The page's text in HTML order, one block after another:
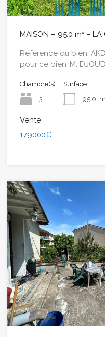
MAISON – 95.0 m² – LA
Référence du bien:
pour ce bien: M.
Chambre(s)
3
Surface
95.0
Vente
179000€